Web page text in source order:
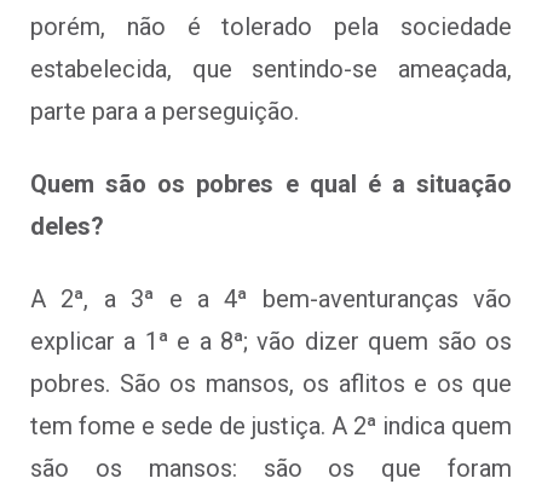
porém, não é tolerado pela sociedade
estabelecida, que sentindo-se ameaçada,
parte para a perseguição.
Quem são os pobres e qual é a situação
deles?
A 2ª, a 3ª e a 4ª bem-aventuranças vão
explicar a 1ª e a 8ª; vão dizer quem são os
pobres. São os mansos, os aflitos e os que
tem fome e sede de justiça. A 2ª indica quem
são os mansos: são os que foram